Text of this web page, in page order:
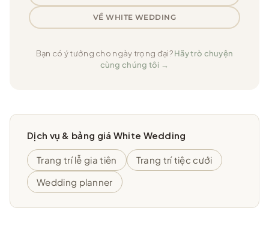
VỀ WHITE WEDDING
Bạn có ý tưởng cho ngày trọng đại?Hãy trò chuyện
cùng chúng tôi →
Dịch vụ & bảng giá White Wedding
Trang trí lễ gia tiên
Trang trí tiệc cưới
Wedding planner